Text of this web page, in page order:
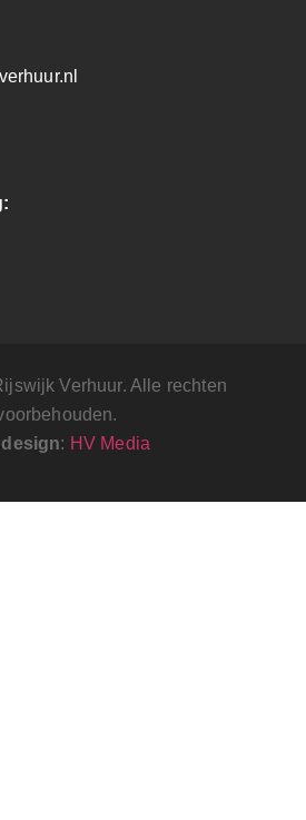
Verhuur. Alle rechten
: HV Media